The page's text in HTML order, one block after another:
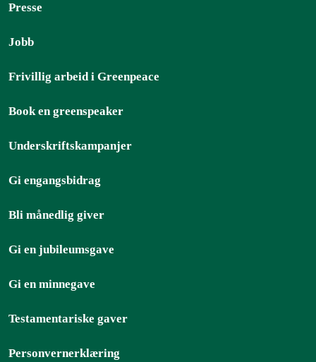
Presse
Jobb
Frivillig arbeid i Greenpeace
Book en greenspeaker
Underskriftskampanjer
Gi engangsbidrag
Bli månedlig giver
Gi en jubileumsgave
Gi en minnegave
Testamentariske gaver
Personvernerklæring